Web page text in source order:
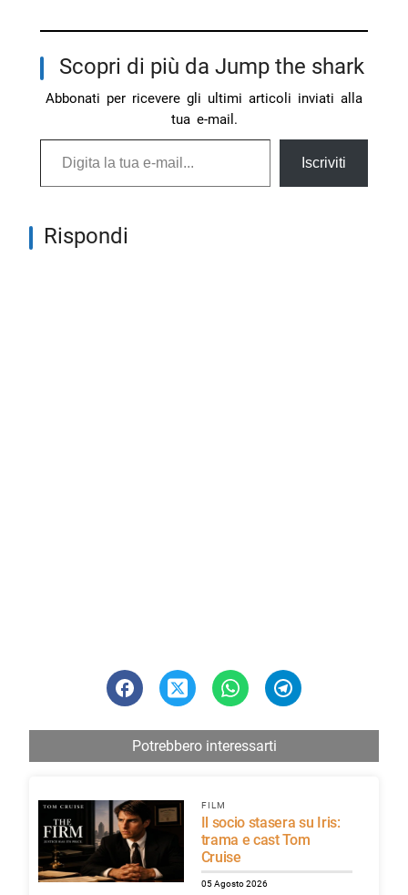
Scopri di più da Jump the shark
Abbonati per ricevere gli ultimi articoli inviati alla
tua e-mail.
Digita la tua e-mail...
Iscriviti
Rispondi
Potrebbero interessarti
FILM
trama e cast Tom
Cruise
05 Agosto 2026